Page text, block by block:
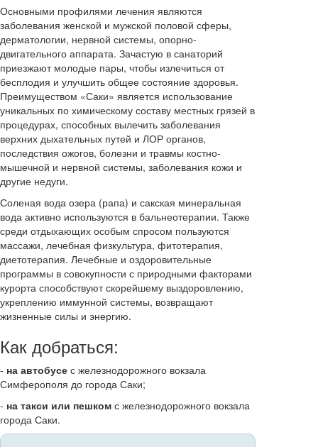
Основными профилями лечения являются
заболевания женской и мужской половой сферы,
дерматологии, нервной системы, опорно-
двигательного аппарата. Зачастую в санаторий
приезжают молодые пары, чтобы излечиться от
бесплодия и улучшить общее состояние здоровья.
Преимуществом «Саки» является использование
уникальных по химическому составу местных грязей в
процедурах, способных вылечить заболевания
верхних дыхательных путей и ЛОР органов,
последствия ожогов, болезни и травмы костно-
мышечной и нервной системы, заболевания кожи и
другие недуги.
Соленая вода озера (рапа) и сакская минеральная
вода активно используются в бальнеотерапии. Также
среди отдыхающих особым спросом пользуются
массажи, лечебная физкультура, фитотерапия,
диетотерапия. Лечебные и оздоровительные
программы в совокупности с природными факторами
курорта способствуют скорейшему выздоровлению,
укреплению иммунной системы, возвращают
жизненные силы и энергию.
Как добраться:
- на автобусе с железнодорожного вокзала
Симферополя до города Саки;
- на такси или пешком с железнодорожного вокзала
города Саки.